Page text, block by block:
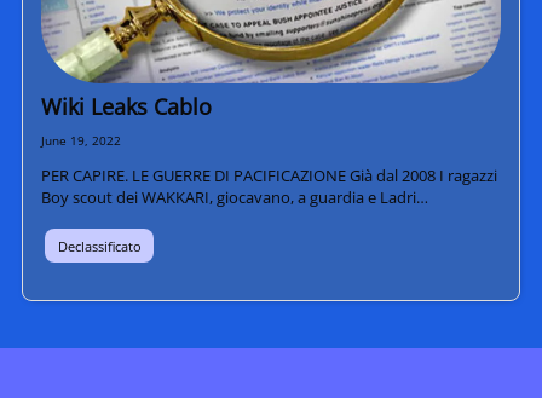
Wiki Leaks Cablo
June 19, 2022
PER CAPIRE. LE GUERRE DI PACIFICAZIONE Già dal 2008 I ragazzi
Boy scout dei WAKKARI, giocavano, a guardia e Ladri…
Declassificato